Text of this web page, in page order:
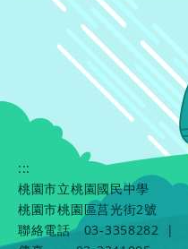
:::
桃園市立桃園國民中學
桃園市桃園區莒光街2號
聯絡電話
03-3358282
|